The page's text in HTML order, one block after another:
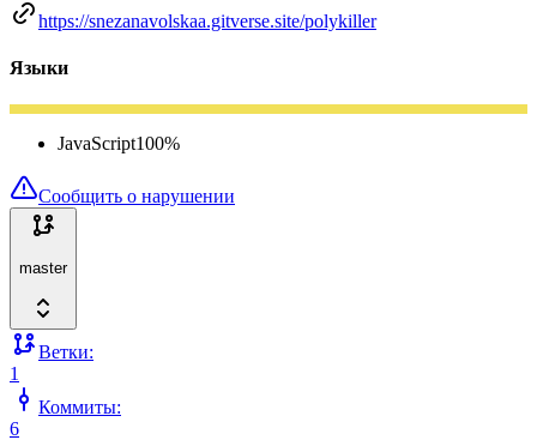
https://snezanavolskaa.gitverse.site/polykiller
Языки
JavaScript100%
Сообщить о нарушении
master
Ветки:
1
Коммиты:
6